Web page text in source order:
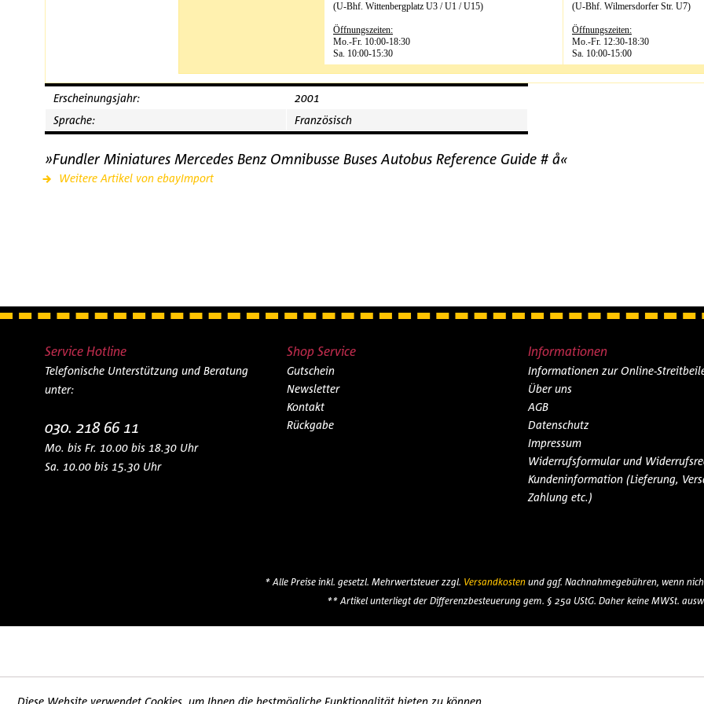
(U-Bhf. Wittenbergplatz U3 / U1 / U15)
Öffnungszeiten:
Mo.-Fr. 10:00-18:30
Sa. 10:00-15:30
(U-Bhf. Wilmersdorfer Str. U7)
Öffnungszeiten:
Mo.-Fr. 12:30-18:30
Sa. 10:00-15:00
Erscheinungsjahr:
2001
Sprache:
Französisch
»Fundler Miniatures Mercedes Benz Omnibusse Buses Autobus Reference Guide # å«
Weitere Artikel von ebayImport
Service Hotline
Telefonische Unterstützung und Beratung
unter:
030. 218 66 11
Mo. bis Fr. 10.00 bis 18.30 Uhr
Sa. 10.00 bis 15.30 Uhr
Shop Service
Gutschein
Newsletter
Kontakt
Rückgabe
Informationen
Informationen zur Online-
Über uns
AGB
Datenschutz
Impressum
Widerrufsformular und
Kundeninformation (Lieferung,
Zahlung etc.)
* Alle Preise inkl. gesetzl. Mehrwertsteuer zzgl. Versandkosten und ggf. Nachnahmegebühren, wenn
** Artikel unterliegt der Differenzbesteuerung gem. § 25a UStG. Daher keine MWSt.
Diese Website verwendet Cookies, um Ihnen die bestmögliche Funktionalität bieten zu können.